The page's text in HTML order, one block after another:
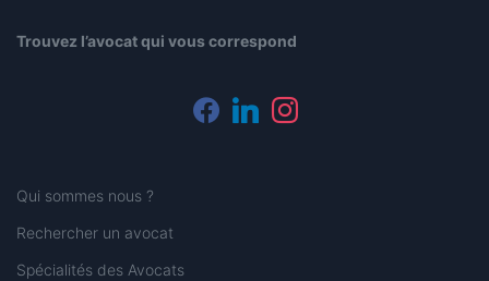
Trouvez l’avocat qui vous correspond
facebooklinkedininstagram
Qui sommes nous ?
Rechercher un avocat
Spécialités des Avocats